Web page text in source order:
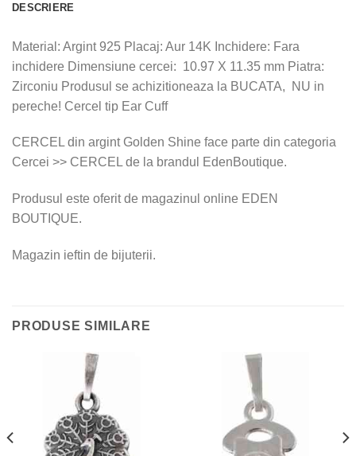
DESCRIERE
Material: Argint 925 Placaj: Aur 14K Inchidere: Fara
inchidere Dimensiune cercei: 10.97 X 11.35 mm Piatra:
Zirconiu Produsul se achizitioneaza la BUCATA, NU in
pereche! Cercel tip Ear Cuff
CERCEL din argint Golden Shine face parte din categoria
Cercei >> CERCEL de la brandul EdenBoutique.
Produsul este oferit de magazinul online EDEN
BOUTIQUE.
Magazin ieftin de bijuterii.
PRODUSE SIMILARE